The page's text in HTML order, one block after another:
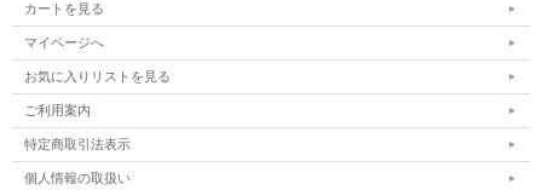
カートを見る
マイページへ
お気に入りリストを見る
ご利用案内
特定商取引法表示
個人情報の取扱い